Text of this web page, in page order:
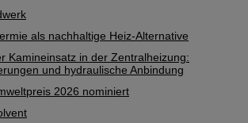
als nachhaltige Heiz-Alternative
Kamineinsatz in der Zentralheizung:
und hydraulische Anbindung
2026 nominiert